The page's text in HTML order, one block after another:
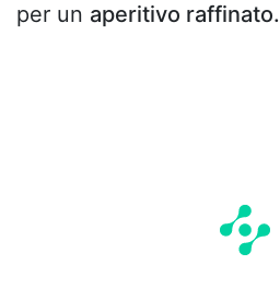
per un aperitivo raffinato.